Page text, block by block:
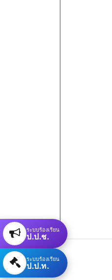
ระบบร้องเรียน
ป.ป.ช.
ระบบร้องเรียน
ป.ป.ท.